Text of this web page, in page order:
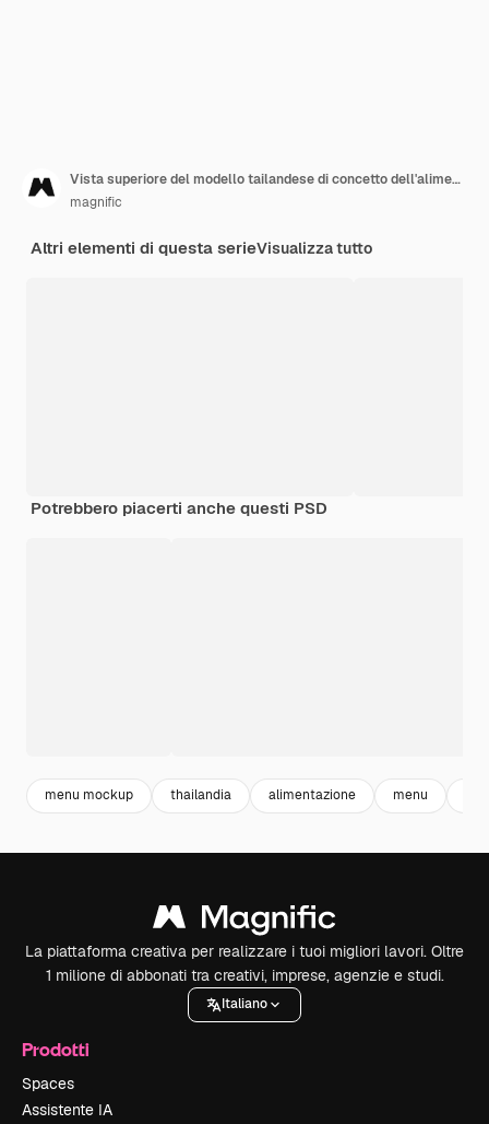
Vista superiore del modello tailandese di concetto dell'alimento
magnific
Altri elementi di questa serieVisualizza tutto
Potrebbero piacerti anche questi PSD
menu mockup thailandia alimentazione menu
La piattaforma creativa per realizzare i tuoi migliori lavori. Oltre
1 milione di abbonati tra creativi, imprese, agenzie e studi.
Italiano
Prodotti
Spaces
Assistente IA